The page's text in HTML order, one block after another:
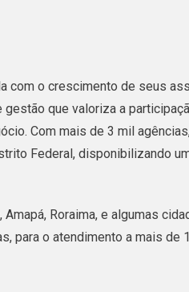
com o crescimento de seus
que valoriza a
Com mais de 3 mil
Federal, disponibilizando
Roraima, e algumas
para o atendimento a mais de